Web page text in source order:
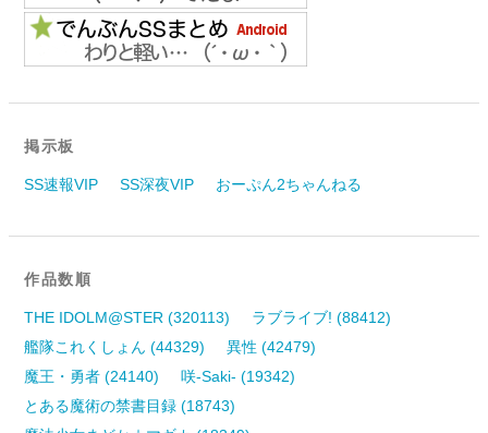
掲示板
SS速報VIP SS深夜VIP おーぷん2ちゃんねる
作品数順
THE IDOLM@STER (320113)
ラブライブ! (88412)
艦隊これくしょん (44329)
異性 (42479)
魔王・勇者 (24140)
咲-Saki- (19342)
とある魔術の禁書目録 (18743)